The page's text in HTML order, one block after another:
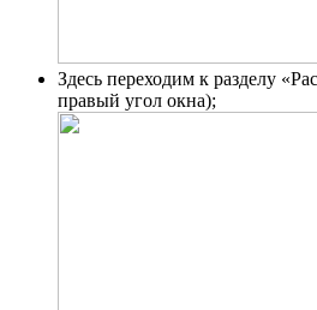
Здесь переходим к разделу
правый угол окна);